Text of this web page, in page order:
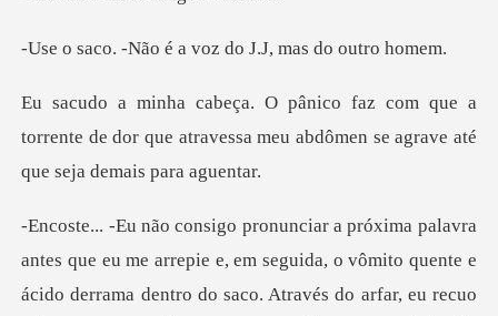
é a voz do J.J,
e a
torrente de dor que atravessa meu abdômen
errama dentro do saco. Através do arfar, eu recuo